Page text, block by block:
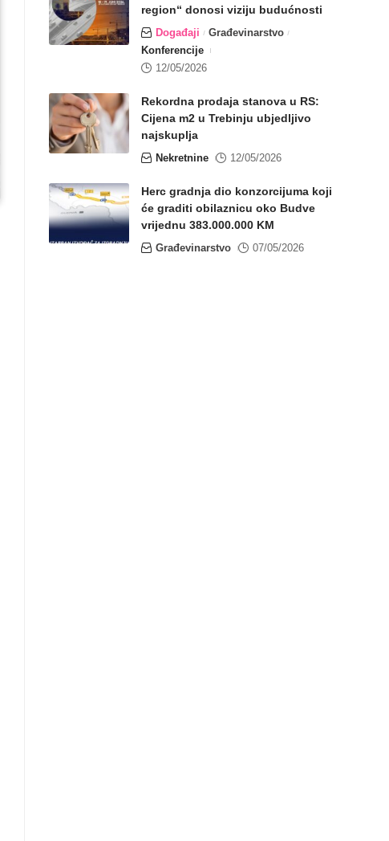
region“ donosi viziju budućnosti
Događaji
Građevinarstvo
Konferencije
12/05/2026
Rekordna prodaja stanova u RS:
Cijena m2 u Trebinju ubjedljivo
najskuplja
Nekretnine 12/05/2026
Herc gradnja dio konzorcijuma koji
će graditi obilaznicu oko Budve
vrijednu 383.000.000 KM
Građevinarstvo 07/05/2026